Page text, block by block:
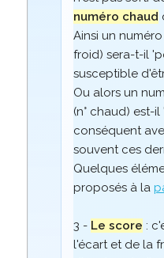
numéro chaud
Ainsi un
froid) sera-t-il
susceptible
Ou alors un
(n° chaud) est-
conséquent
souvent ces
Quelques
proposés à la
3 - Le score :
l'écart et de la